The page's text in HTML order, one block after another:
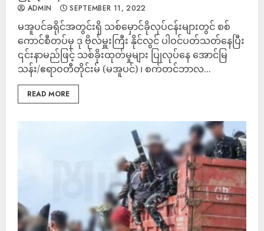
ADMIN SEPTEMBER 11, 2022
မအူပင်ခရိုင်အတွင်းရှိ သစ်မှောင်ခိုလုပ်ငန်းများတွင် စစ်
ကောင်စီတပ်မှ ဒု ဗိုလ်မှူးကြီး နိုင်လွင် ပါဝင်ပတ်သတ်နေပြီး
၎င်းနာမည်ဖြင့် သစ်ခိုးထုတ်မှုများ ပြုလုပ်နေ အောင်မြ
သန်း/ဧရာဝတီတိုင်းမ် (မအူပင်) ၊ စက်တင်ဘာလ...
READ MORE